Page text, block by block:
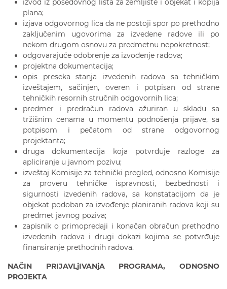
izvod iz posedovnog lista za zemljište i objekat i kopija
plana;
izjava odgovornog lica da ne postoji spor po prethodno
zaključenim ugovorima za izvedene radove ili po
nekom drugom osnovu za predmetnu nepokretnost;
odgovarajuće odobrenje za izvođenje radova;
projektna dokumentacija;
opis preseka stanja izvedenih radova sa tehničkim
izveštajem, sačinjen, overen i potpisan od strane
tehničkih resornih stručnih odgovornih lica;
predmer i predračun radova ažuriran u skladu sa
tržišnim cenama u momentu podnošenja prijave, sa
potpisom i pečatom od strane odgovornog
projektanta;
druga dokumentacija koja potvrđuje razloge za
apliciranje u javnom pozivu;
izveštaj Komisije za tehnički pregled, odnosno Komisije
za proveru tehničke ispravnosti, bezbednosti i
sigurnosti izvedenih radova, sa konstatacijom da je
objekat podoban za izvođenje planiranih radova koji su
predmet javnog poziva;
zapisnik o primopredaji i konačan obračun prethodno
izvedenih radova i drugi dokazi kojima se potvrđuje
finansiranje prethodnih radova.
NAČIN PRIJAVLjIVANjA PROGRAMA, ODNOSNO
PROJEKTA